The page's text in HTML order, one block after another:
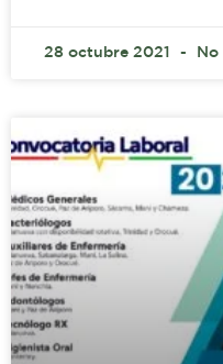
28 octubre 2021 No